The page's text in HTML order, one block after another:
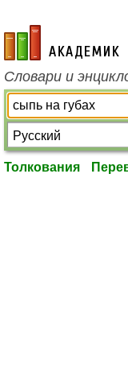
academic.ru
Словари и
Толкования